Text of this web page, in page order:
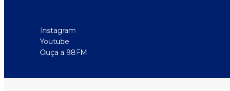
Instagram
Youtube
Ouça a 98FM